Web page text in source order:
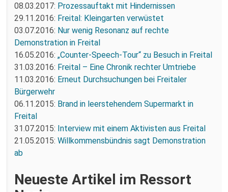
08.03.2017: Prozessauftakt mit Hindernissen
29.11.2016: Freital: Kleingarten verwüstet
03.07.2016: Nur wenig Resonanz auf rechte
Demonstration in Freital
16.05.2016: „Counter-Speech-Tour“ zu Besuch in Freital
31.03.2016: Freital – Eine Chronik rechter Umtriebe
11.03.2016: Erneut Durchsuchungen bei Freitaler
Bürgerwehr
06.11.2015: Brand in leerstehendem Supermarkt in
Freital
31.07.2015: Interview mit einem Aktivisten aus Freital
21.05.2015: Willkommensbündnis sagt Demonstration
ab
Neueste Artikel im Ressort